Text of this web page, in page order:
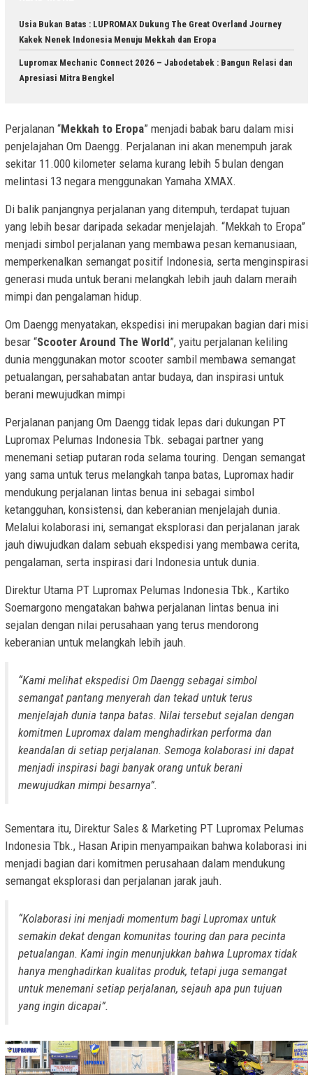
Usia Bukan Batas : LUPROMAX Dukung The Great Overland Journey
Kakek Nenek Indonesia Menuju Mekkah dan Eropa
Lupromax Mechanic Connect 2026 – Jabodetabek : Bangun Relasi dan
Apresiasi Mitra Bengkel
Perjalanan “Mekkah to Eropa” menjadi babak baru dalam misi
penjelajahan Om Daengg. Perjalanan ini akan menempuh jarak
sekitar 11.000 kilometer selama kurang lebih 5 bulan dengan
melintasi 13 negara menggunakan Yamaha XMAX.
Di balik panjangnya perjalanan yang ditempuh, terdapat tujuan
yang lebih besar daripada sekadar menjelajah. “Mekkah to Eropa”
menjadi simbol perjalanan yang membawa pesan kemanusiaan,
memperkenalkan semangat positif Indonesia, serta menginspirasi
generasi muda untuk berani melangkah lebih jauh dalam meraih
mimpi dan pengalaman hidup.
Om Daengg menyatakan, ekspedisi ini merupakan bagian dari misi
besar “Scooter Around The World”, yaitu perjalanan keliling
dunia menggunakan motor scooter sambil membawa semangat
petualangan, persahabatan antar budaya, dan inspirasi untuk
berani mewujudkan mimpi
Perjalanan panjang Om Daengg tidak lepas dari dukungan PT
Lupromax Pelumas Indonesia Tbk. sebagai partner yang
menemani setiap putaran roda selama touring. Dengan semangat
yang sama untuk terus melangkah tanpa batas, Lupromax hadir
mendukung perjalanan lintas benua ini sebagai simbol
ketangguhan, konsistensi, dan keberanian menjelajah dunia.
Melalui kolaborasi ini, semangat eksplorasi dan perjalanan jarak
jauh diwujudkan dalam sebuah ekspedisi yang membawa cerita,
pengalaman, serta inspirasi dari Indonesia untuk dunia.
Direktur Utama PT Lupromax Pelumas Indonesia Tbk., Kartiko
Soemargono mengatakan bahwa perjalanan lintas benua ini
sejalan dengan nilai perusahaan yang terus mendorong
keberanian untuk melangkah lebih jauh.
“Kami melihat ekspedisi Om Daengg sebagai simbol
semangat pantang menyerah dan tekad untuk terus
menjelajah dunia tanpa batas. Nilai tersebut sejalan dengan
komitmen Lupromax dalam menghadirkan performa dan
keandalan di setiap perjalanan. Semoga kolaborasi ini dapat
menjadi inspirasi bagi banyak orang untuk berani
mewujudkan mimpi besarnya”.
Sementara itu, Direktur Sales & Marketing PT Lupromax Pelumas
Indonesia Tbk., Hasan Aripin menyampaikan bahwa kolaborasi ini
menjadi bagian dari komitmen perusahaan dalam mendukung
semangat eksplorasi dan perjalanan jarak jauh.
“Kolaborasi ini menjadi momentum bagi Lupromax untuk
semakin dekat dengan komunitas touring dan para pecinta
petualangan. Kami ingin menunjukkan bahwa Lupromax tidak
hanya menghadirkan kualitas produk, tetapi juga semangat
untuk menemani setiap perjalanan, sejauh apa pun tujuan
yang ingin dicapai”.